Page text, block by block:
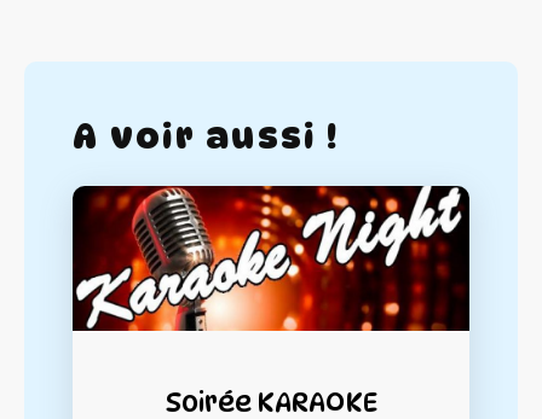
A voir aussi !
Soirée KARAOKE